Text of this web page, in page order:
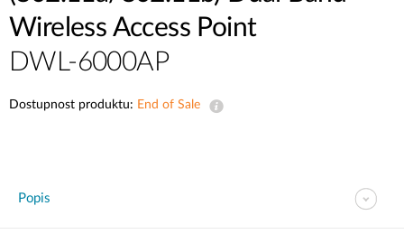
Wireless Access Point
DWL-6000AP
Dostupnost produktu: End of Sale
Popis